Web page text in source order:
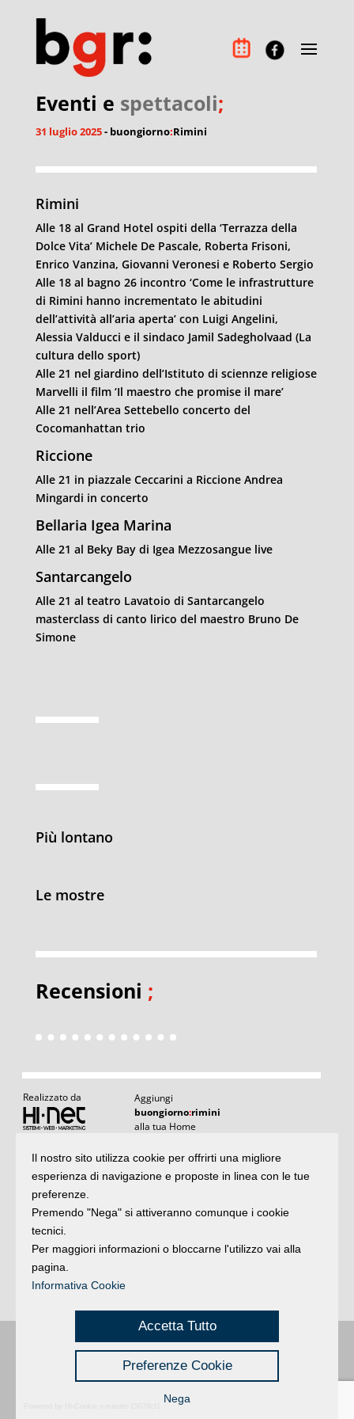
Eventi e spettacoli;
31 luglio 2025- buongiorno:Rimini
Rimini
Alle 18 al Grand Hotel ospiti della ‘Terrazza della
Dolce Vita’ Michele De Pascale, Roberta Frisoni,
Enrico Vanzina, Giovanni Veronesi e Roberto Sergio
Alle 18 al bagno 26 incontro ‘Come le infrastrutture
di Rimini hanno incrementato le abitudini
dell’attività all’aria aperta’ con Luigi Angelini,
Alessia Valducci e il sindaco Jamil Sadegholvaad (La
cultura dello sport)
Alle 21 nel giardino dell’Istituto di sciennze religiose
Marvelli il film ‘Il maestro che promise il mare’
Alle 21 nell’Area Settebello concerto del
Cocomanhattan trio
Riccione
Alle 21 in piazzale Ceccarini a Riccione Andrea
Mingardi in concerto
Bellaria Igea Marina
Alle 21 al Beky Bay di Igea Mezzosangue live
Santarcangelo
Alle 21 al teatro Lavatoio di Santarcangelo
masterclass di canto lirico del maestro Bruno De
Simone
Più lontano
Le mostre
Recensioni ;
Realizzato da
Aggiungi
buongiorno:rimini
alla tua Home
Articoli
e rubriche IArticoli: il meglio di buongiornoRimini
Argomenti:la storia delle notizie
Iscrivitialla newsletter
é una testata registrata presso il Tribunale di Rimini
registrazione n. 2 /28/02/2012| © 2024 buongiornoRimini
Il nostro sito utilizza cookie per offrirti una migliore
esperienza di navigazione e proposte in linea con le tue
preferenze.
Premendo "Nega" si attiveranno comunque i cookie
tecnici.
Per maggiori informazioni o bloccarne l'utilizzo vai alla
pagina.
Informativa Cookie
Accetta Tutto
Preferenze Cookie
Nega